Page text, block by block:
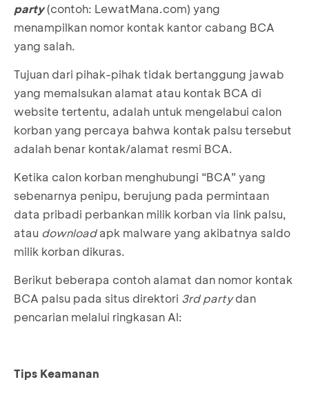
party(contoh: LewatMana.com) yang
menampilkan nomor kontak kantor cabang BCA
yang salah.
Tujuan dari pihak-pihak tidak bertanggung jawab
yang memalsukan alamat atau kontak BCA di
website tertentu, adalah untuk mengelabui calon
korban yang percaya bahwa kontak palsu tersebut
adalah benar kontak/alamat resmi BCA.
Ketika calon korban menghubungi “BCA” yang
sebenarnya penipu, berujung pada permintaan
data pribadi perbankan milik korban via link palsu,
atau downloadapk malware yang akibatnya saldo
milik korban dikuras.
Berikut beberapa contoh alamat dan nomor kontak
BCA palsu pada situs direktori 3rd partydan
pencarian melalui ringkasan AI:
Tips Keamanan